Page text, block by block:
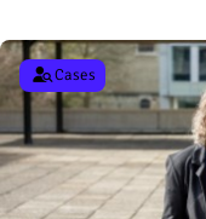
Cases